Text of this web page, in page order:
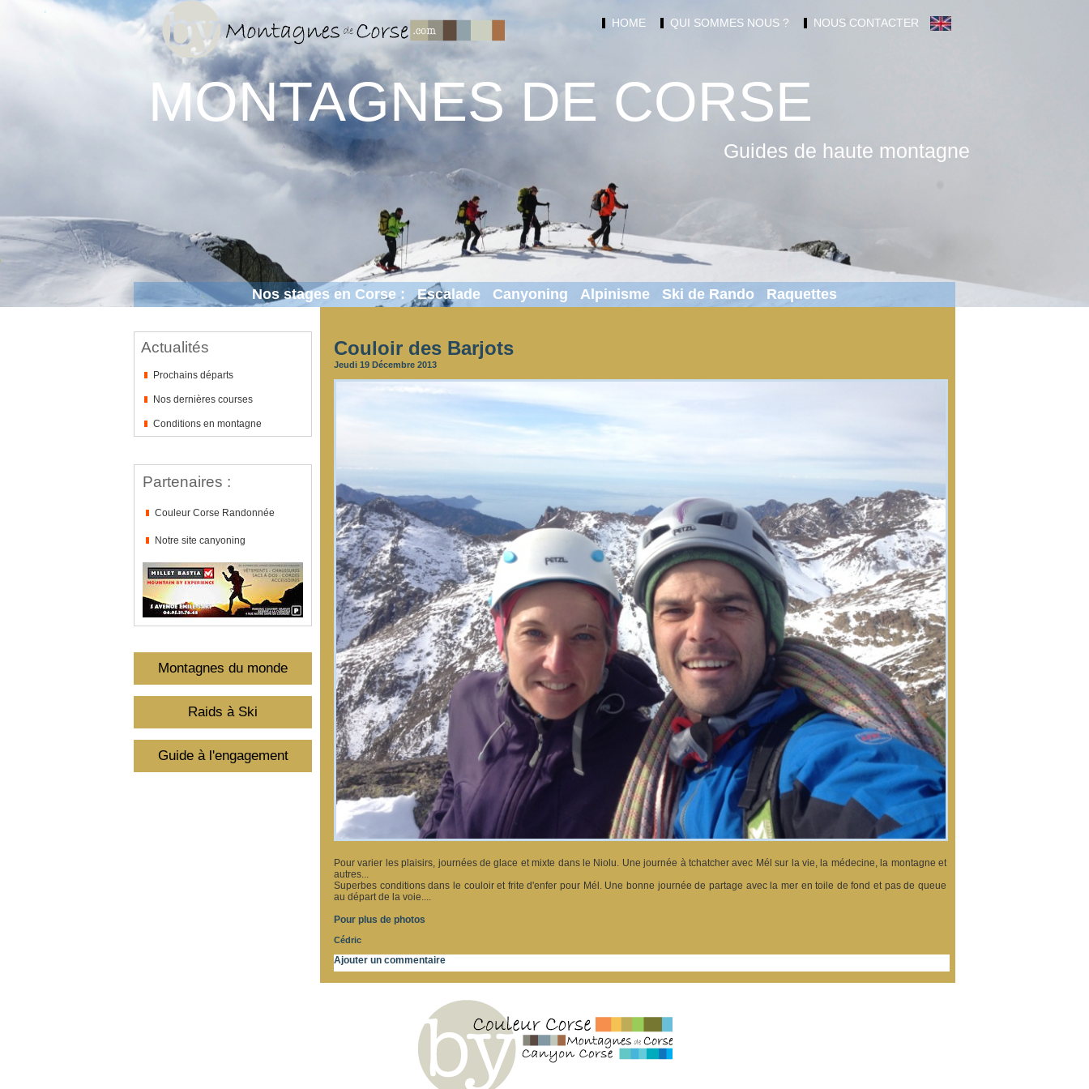
HOME QUI SOMMES NOUS ? NOUS CONTACTER
MONTAGNES DE CORSE
Guides de haute montagne
Nos stages en Corse : Escalade Canyoning Alpinisme Ski de Rando Raquettes
Actualités
Prochains départs
Nos dernières courses
Conditions en montagne
Partenaires :
Couleur Corse Randonnée
Notre site canyoning
Montagnes du monde
Raids à Ski
Guide à l'engagement
Couloir des Barjots
Jeudi 19 Décembre 2013
Pour varier les plaisirs, journées de glace et mixte dans le Niolu. Une journée à tchatcher avec Mél sur la vie, la médecine, la montagne et
autres...
Superbes conditions dans le couloir et frite d'enfer pour Mél. Une bonne journée de partage avec la mer en toile de fond et pas de queue
au départ de la voie....
Pour plus de photos
Cédric
Ajouter un commentaire